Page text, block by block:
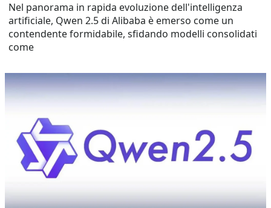
Nel panorama in rapida evoluzione dell'intelligenza
artificiale, Qwen 2.5 di Alibaba è emerso come un
contendente formidabile, sfidando modelli consolidati
come